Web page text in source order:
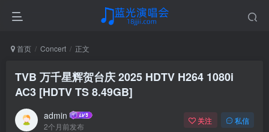
首页 Concert 正文
TVB 万千星辉贺台庆 2025 HDTV H264 1080i
AC3 [HDTV TS 8.49GB]
admin
2个月前发布
关注 私信